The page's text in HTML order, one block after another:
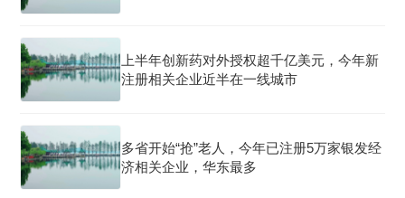
上半年创新药对外授权超千亿美元，今年新
注册相关企业近半在一线城市
多省开始“抢”老人，今年已注册5万家银发经
济相关企业，华东最多